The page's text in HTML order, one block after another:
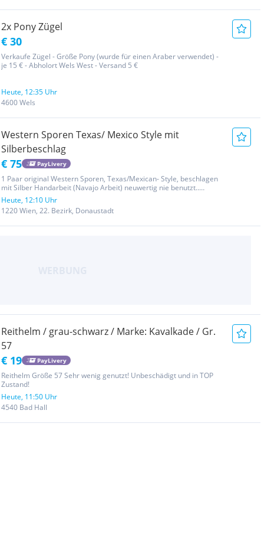
2x Pony Zügel
€ 30
Verkaufe Zügel - Größe Pony (wurde für einen Araber verwendet) -
je 15 € - Abholort Wels West - Versand 5 €
Heute, 12:35 Uhr
4600 Wels
Western Sporen Texas/ Mexico Style mit
Silberbeschlag
€ 75 PayLivery
1 Paar original Western Sporen, Texas/Mexican- Style, beschlagen
mit Silber Handarbeit (Navajo Arbeit) neuwertig nie benutzt..
verzierte Leder Sporenriemen EUR 75-- Selbstabholer oder Versand
via Paylivery Der Verkauf der hier angebotenen Gegenstände ist...
Heute, 12:10 Uhr
1220 Wien, 22. Bezirk, Donaustadt
Reithelm / grau-schwarz / Marke: Kavalkade / Gr.
57
€ 19 PayLivery
Reithelm Größe 57 Sehr wenig genutzt! Unbeschädigt und in TOP
Zustand!
Heute, 11:50 Uhr
4540 Bad Hall